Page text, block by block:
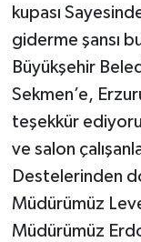
kupası
giderme şansı
Büyükşehir
Sekmen’e,
teşekkür
ve salon
Destelerinden
Müdürümüz
Müdürümüz